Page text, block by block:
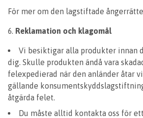
För mer om den lagstiftade
Reklamation och klagomål
Vi besiktigar alla produkter innan
dig. Skulle produkten ändå vara
felexpedierad när den anländer åtar
gällande
åtgärda felet.
Du måste alltid kontakta oss för